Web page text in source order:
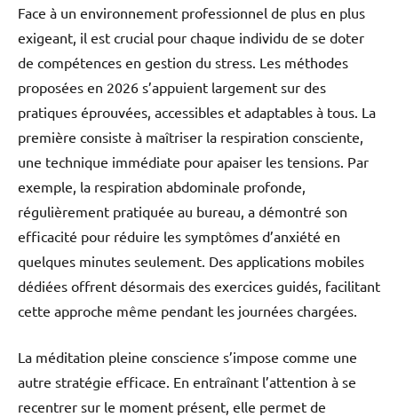
Face à un environnement professionnel de plus en plus
exigeant, il est crucial pour chaque individu de se doter
de compétences en gestion du stress. Les méthodes
proposées en 2026 s’appuient largement sur des
pratiques éprouvées, accessibles et adaptables à tous. La
première consiste à maîtriser la respiration consciente,
une technique immédiate pour apaiser les tensions. Par
exemple, la respiration abdominale profonde,
régulièrement pratiquée au bureau, a démontré son
efficacité pour réduire les symptômes d’anxiété en
quelques minutes seulement. Des applications mobiles
dédiées offrent désormais des exercices guidés, facilitant
cette approche même pendant les journées chargées.
La méditation pleine conscience s’impose comme une
autre stratégie efficace. En entraînant l’attention à se
recentrer sur le moment présent, elle permet de